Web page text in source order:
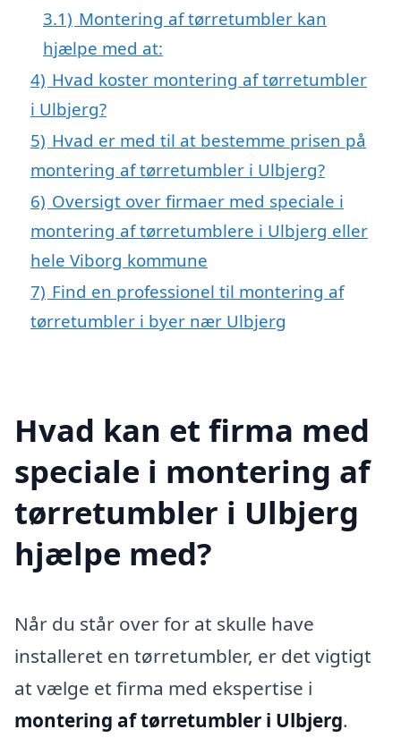
3.1) Montering af tørretumbler kan
hjælpe med at:
4) Hvad koster montering af tørretumbler
i Ulbjerg?
5) Hvad er med til at bestemme prisen på
montering af tørretumbler i Ulbjerg?
6) Oversigt over firmaer med speciale i
montering af tørretumblere i Ulbjerg eller
hele Viborg kommune
7) Find en professionel til montering af
tørretumbler i byer nær Ulbjerg
Hvad kan et firma med
speciale i montering af
tørretumbler i Ulbjerg
hjælpe med?
Når du står over for at skulle have
installeret en tørretumbler, er det vigtigt
at vælge et firma med ekspertise i
montering af tørretumbler i Ulbjerg.